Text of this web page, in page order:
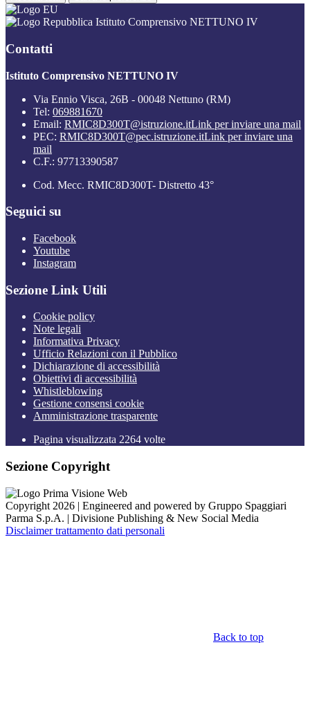
Istituto Comprensivo NETTUNO IV
Contatti
Istituto Comprensivo NETTUNO IV
Via Ennio Visca, 26B - 00048 Nettuno (RM)
Tel: 069881670
Email: RMIC8D300T@istruzione.itLink per inviare una mail
PEC: RMIC8D300T@pec.istruzione.itLink per inviare una
mail
C.F.: 97713390587
Cod. Mecc. RMIC8D300T- Distretto 43°
Seguici su
Facebook
Youtube
Instagram
Sezione Link Utili
Cookie policy
Note legali
Informativa Privacy
Ufficio Relazioni con il Pubblico
Dichiarazione di accessibilità
Obiettivi di accessibilità
Whistleblowing
Gestione consensi cookie
Amministrazione trasparente
Pagina visualizzata 2264 volte
Sezione Copyright
Copyright 2026 | Engineered and powered by Gruppo Spaggiari
Parma S.p.A. | Divisione Publishing & New Social Media
Disclaimer trattamento dati personali
Back to top